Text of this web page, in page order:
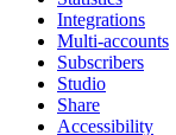
Integrations
Multi-accounts
Subscribers
Studio
Share
Accessibility